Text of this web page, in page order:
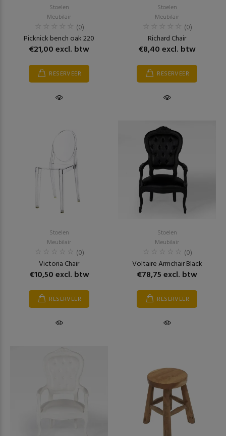
Stoelen
Meubilair
(0)
Picknick bench oak 220
€21,00 excl. btw
RESERVEER
Stoelen
Meubilair
(0)
Richard Chair
€8,40 excl. btw
RESERVEER
Stoelen
Meubilair
(0)
Victoria Chair
€10,50 excl. btw
RESERVEER
Stoelen
Meubilair
(0)
Voltaire Armchair Black
€78,75 excl. btw
RESERVEER